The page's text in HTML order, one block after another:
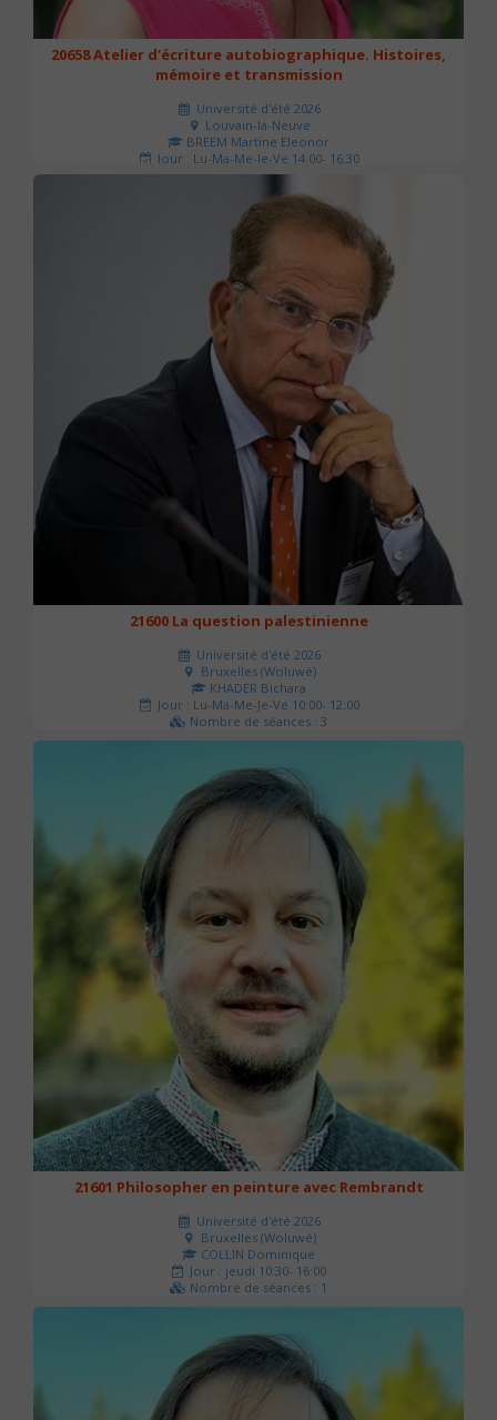
20658 Atelier d'écriture autobiographique. Histoires,
mémoire et transmission
Université d'été 2026
Louvain-la-Neuve
BREEM Martine Eleonor
Jour : Lu-Ma-Me-Je-Ve 14:00- 16:30
Nombre de séances : 3
21600 La question palestinienne
Université d'été 2026
Bruxelles (Woluwé)
KHADER Bichara
Jour : Lu-Ma-Me-Je-Ve 10:00- 12:00
Nombre de séances : 3
63 €
21601 Philosopher en peinture avec Rembrandt
Université d'été 2026
Bruxelles (Woluwé)
COLLIN Dominique
Jour : jeudi 10:30- 16:00
Nombre de séances : 1
40 €